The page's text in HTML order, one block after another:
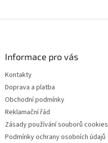
Informace pro vás
Kontakty
Doprava a platba
Obchodní podmínky
Reklamační řád
Zásady používání souborů cookies
Podmínky ochrany osobních údajů